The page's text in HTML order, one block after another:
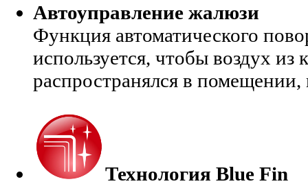
Автоуправление жалюзи
Функция автоматического
используется, чтобы воздух
распространялся в помещении,
Технология Blue Fin